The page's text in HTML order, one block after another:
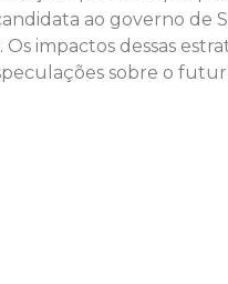
ao governo de
impactos dessas
sobre o